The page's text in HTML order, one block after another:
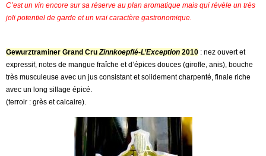
C’est un vin encore sur sa réserve au plan aromatique mais qui révèle un très
joli potentiel de garde et un vrai caractère gastronomique.
Gewurztraminer Grand Cru Zinnkoepflé-L’Exception 2010 : nez ouvert et
expressif, notes de mangue fraîche et d’épices douces (girofle, anis), bouche
très musculeuse avec un jus consistant et solidement charpenté, finale riche
avec un long sillage épicé.
(terroir : grès et calcaire).